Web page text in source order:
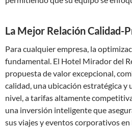
La Mejor Relación Calidad-
Para cualquier empresa, la
fundamental. El Hotel Mirador del
propuesta de valor excepcional,
calidad, una ubicación estratégica y
nivel, a tarifas altamente
una inversión inteligente que
sus viajes y eventos corporativos